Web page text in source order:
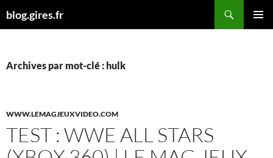
aublog.gires.fr
Archives par mot-clé : hulk
WWW.LEMAGJEUXVIDEO.COM
TEST : WWE ALL STARS